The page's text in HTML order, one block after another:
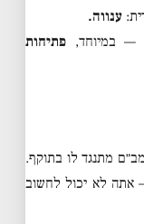
ענווה.
— במיוחד, פתיחות
מתנגד לו בתוקף.
אתה לא יכול לחשוב